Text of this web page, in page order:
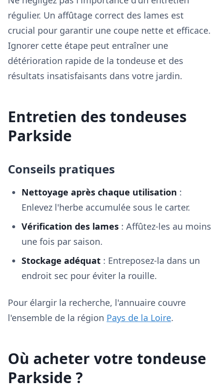
régulier. Un affûtage correct des lames est
crucial pour garantir une coupe nette et efficace.
Ignorer cette étape peut entraîner une
détérioration rapide de la tondeuse et des
résultats insatisfaisants dans votre jardin.
Entretien des tondeuses
Parkside
Conseils pratiques
Nettoyage après chaque utilisation :
Enlevez l'herbe accumulée sous le carter.
Vérification des lames : Affûtez-les au moins
une fois par saison.
Stockage adéquat : Entreposez-la dans un
endroit sec pour éviter la rouille.
Pour élargir la recherche, l'annuaire couvre
l'ensemble de la région Pays de la Loire.
Où acheter votre tondeuse
Parkside ?